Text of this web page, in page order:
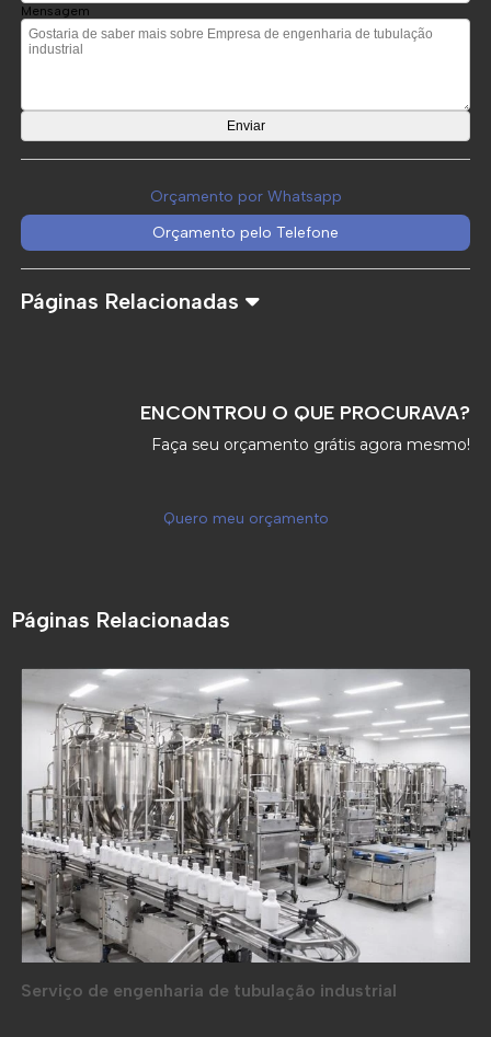
Mensagem
Orçamento por Whatsapp
Orçamento pelo Telefone
Páginas Relacionadas
ENCONTROU O QUE PROCURAVA?
Faça seu orçamento grátis agora mesmo!
Quero meu orçamento
Páginas Relacionadas
Serviço de engenharia de tubulação industrial